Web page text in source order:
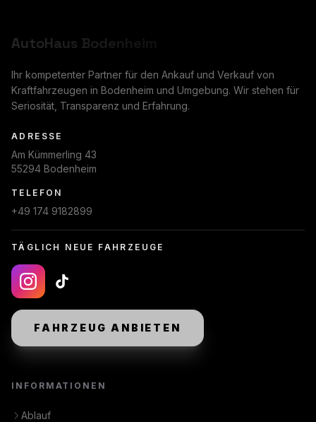
AutoHaus Bodenheim
Ihr kompetenter Partner für den Ankauf und Verkauf von
Kraftfahrzeugen in Bodenheim und Umgebung. Wir stehen für
Seriosität, Transparenz und Erfahrung.
ADRESSE
Am Kümmerling 43
55294 Bodenheim
TELEFON
+49 174 9182899
TÄGLICH NEUE FAHRZEUGE
FAHRZEUG ANBIETEN
INFORMATIONEN
Ablauf